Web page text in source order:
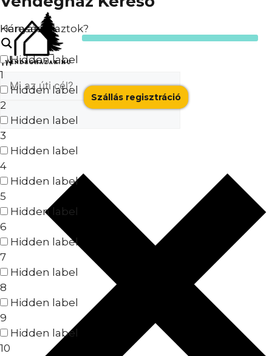
Szállás regisztráció
Keresés
Hányan utaztok?
Hidden label
1
Hidden label
2
Hidden label
3
Hidden label
4
Hidden label
5
Hidden label
6
Hidden label
7
Hidden label
8
Hidden label
9
Hidden label
10